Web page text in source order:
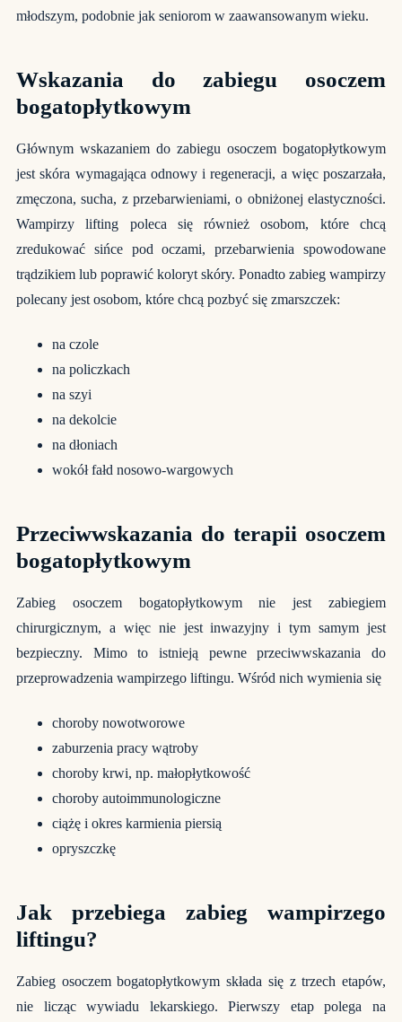
młodszym, podobnie jak seniorom w zaawansowanym wieku.
Wskazania do zabiegu osoczem
bogatopłytkowym
Głównym wskazaniem do zabiegu osoczem bogatopłytkowym
jest skóra wymagająca odnowy i regeneracji, a więc poszarzała,
zmęczona, sucha, z przebarwieniami, o obniżonej elastyczności.
Wampirzy lifting poleca się również osobom, które chcą
zredukować sińce pod oczami, przebarwienia spowodowane
trądzikiem lub poprawić koloryt skóry. Ponadto zabieg wampirzy
polecany jest osobom, które chcą pozbyć się zmarszczek:
na czole
na policzkach
na szyi
na dekolcie
na dłoniach
wokół fałd nosowo-wargowych
Przeciwwskazania do terapii osoczem
bogatopłytkowym
Zabieg osoczem bogatopłytkowym nie jest zabiegiem
chirurgicznym, a więc nie jest inwazyjny i tym samym jest
bezpieczny. Mimo to istnieją pewne przeciwwskazania do
przeprowadzenia wampirzego liftingu. Wśród nich wymienia się
choroby nowotworowe
zaburzenia pracy wątroby
choroby krwi, np. małopłytkowość
choroby autoimmunologiczne
ciążę i okres karmienia piersią
opryszczkę
Jak przebiega zabieg wampirzego
liftingu?
Zabieg osoczem bogatopłytkowym składa się z trzech etapów,
nie licząc wywiadu lekarskiego. Pierwszy etap polega na